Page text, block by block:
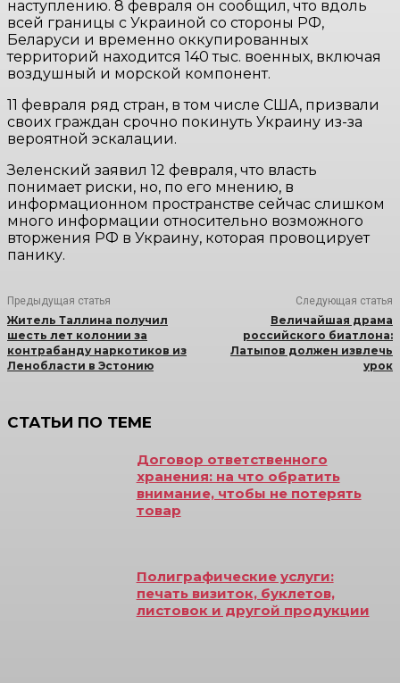
наступлению. 8 февраля он сообщил, что вдоль
всей границы с Украиной со стороны РФ,
Беларуси и временно оккупированных
территорий находится 140 тыс. военных, включая
воздушный и морской компонент.
11 февраля ряд стран, в том числе США, призвали
своих граждан срочно покинуть Украину из-за
вероятной эскалации.
Зеленский заявил 12 февраля, что власть
понимает риски, но, по его мнению, в
информационном пространстве сейчас слишком
много информации относительно возможного
вторжения РФ в Украину, которая провоцирует
панику.
Предыдущая статья
Житель Таллина получил
шесть лет колонии за
контрабанду наркотиков из
Ленобласти в Эстонию
Следующая статья
Величайшая драма
российского биатлона:
Латыпов должен извлечь
урок
СТАТЬИ ПО ТЕМЕ
Договор ответственного
хранения: на что обратить
внимание, чтобы не потерять
товар
Полиграфические услуги:
печать визиток, буклетов,
листовок и другой продукции